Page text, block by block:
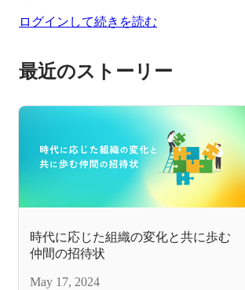
ログインして続きを読む
最近のストーリー
時代に応じた組織の変化と共に歩む
仲間の招待状
May 17, 2024